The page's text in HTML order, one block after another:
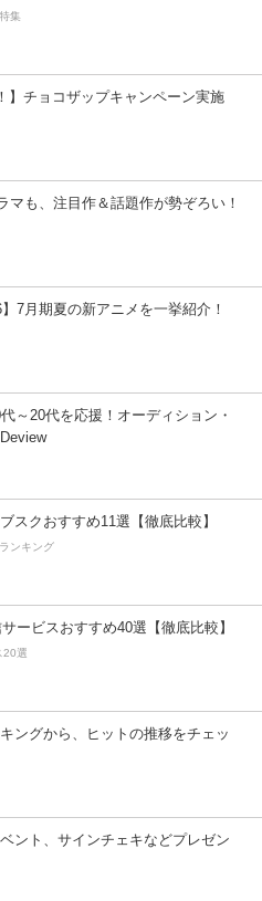
集
】チョコザップキャンペーン実施
マも、注目作＆話題作が勢ぞろい！
】7月期夏の新アニメを一挙紹介！
～20代を応援！オーディション・
スクおすすめ11選【徹底比較】
ンキング
ービスおすすめ40選【徹底比較】
20選
ングから、ヒットの推移をチェッ
ント、サインチェキなどプレゼン